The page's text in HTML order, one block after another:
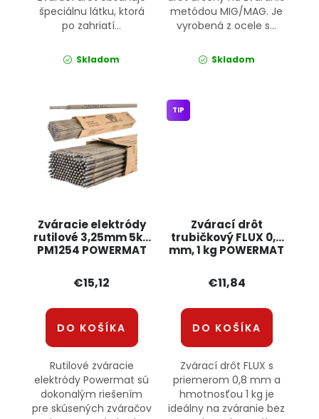
špeciálnu látku, ktorá
po zahriatí...
Skladom
metódou MIG/MAG. Je
vyrobená z ocele s...
Skladom
Zváracie elektródy
rutilové 3,25mm 5kg
PM1254 POWERMAT
€15,12
DO KOŠÍKA
Rutilové zváracie
elektródy Powermat sú
dokonalým riešením
pre skúsených zváračov
Zvárací drôt
trubičkový FLUX 0,8
mm, 1 kg POWERMAT
TIP
€11,84
DO KOŠÍKA
Zvárací drôt FLUX s
priemerom 0,8 mm a
hmotnosťou 1 kg je
ideálny na zváranie bez